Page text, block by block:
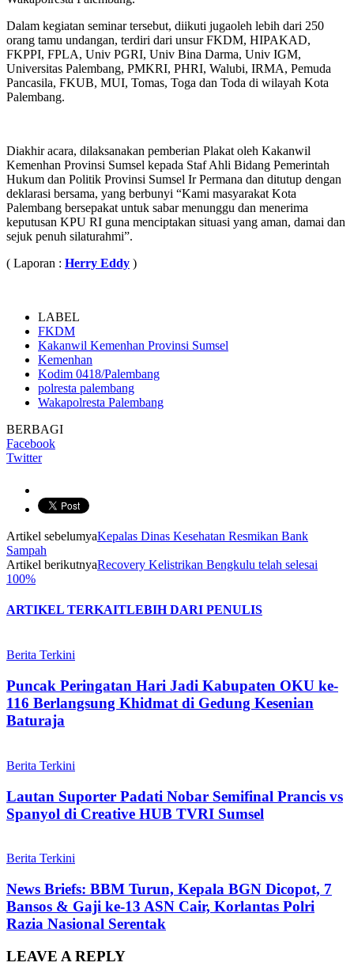
Dalam kegiatan seminar tersebut, diikuti jugaoleh lebih dari 250
orang tamu undangan, terdiri dari unsur FKDM, HIPAKAD,
FKPPI, FPLA, Univ PGRI, Univ Bina Darma, Univ IGM,
Universitas Palembang, PMKRI, PHRI, Walubi, IRMA, Pemuda
Pancasila, FKUB, MUI, Tomas, Toga dan Toda di wilayah Kota
Palembang.
Diakhir acara, dilaksanakan pemberian Plakat oleh Kakanwil
Kemenhan Provinsi Sumsel kepada Staf Ahli Bidang Pemerintah
Hukum dan Politik Provinsi Sumsel Ir Permana dan ditutup dengan
deklarasi bersama, yang berbunyi “Kami masyarakat Kota
Palembang bersepakat untuk sabar menunggu dan menerima
keputusan KPU RI guna menciptakan situasi yang aman, damai dan
sejuk penuh silaturahmi”.
( Laporan : Herry Eddy )
LABEL
FKDM
Kakanwil Kemenhan Provinsi Sumsel
Kemenhan
Kodim 0418/Palembang
polresta palembang
Wakapolresta Palembang
BERBAGI
Facebook
Twitter
Artikel sebelumyaKepalas Dinas Kesehatan Resmikan Bank
Sampah
Artikel berikutnyaRecovery Kelistrikan Bengkulu telah selesai
100%
ARTIKEL TERKAITLEBIH DARI PENULIS
Berita Terkini
Puncak Peringatan Hari Jadi Kabupaten OKU ke-
116 Berlangsung Khidmat di Gedung Kesenian
Baturaja
Berita Terkini
Lautan Suporter Padati Nobar Semifinal Prancis vs
Spanyol di Creative HUB TVRI Sumsel
Berita Terkini
News Briefs: BBM Turun, Kepala BGN Dicopot, 7
Bansos & Gaji ke-13 ASN Cair, Korlantas Polri
Razia Nasional Serentak
LEAVE A REPLY